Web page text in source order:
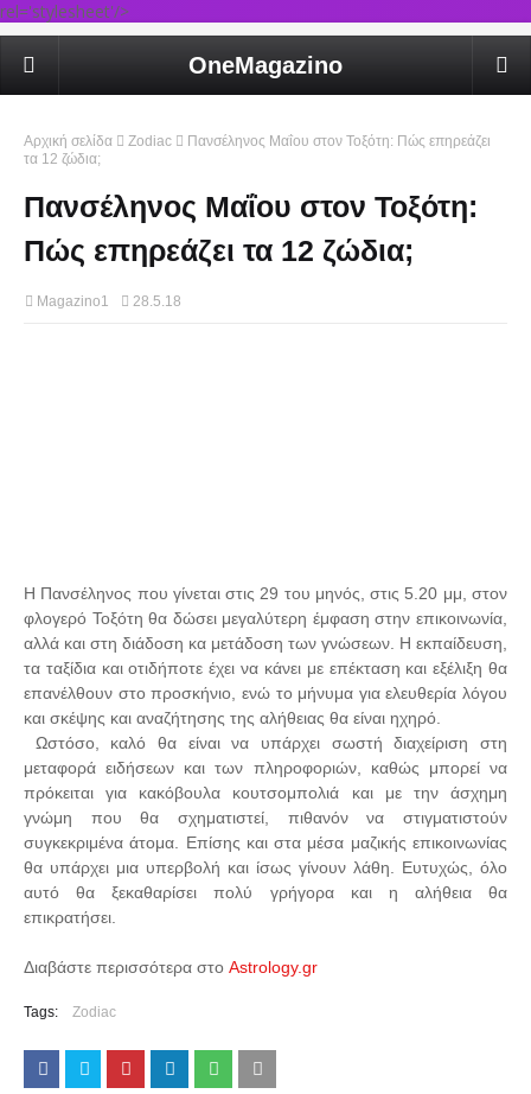
rel='stylesheet'/>
OneMagazino
Αρχική σελίδα Zodiac
Πανσέληνος Μαΐου στον Τοξότη: Πώς επηρεάζει
τα 12 ζώδια;
Πανσέληνος Μαΐου στον Τοξότη:
Πώς επηρεάζει τα 12 ζώδια;
Magazino1 28.5.18
Η Πανσέληνος που γίνεται στις 29 του μηνός, στις 5.20 μμ, στον
φλογερό Τοξότη θα δώσει μεγαλύτερη έμφαση στην επικοινωνία,
αλλά και στη διάδοση κα μετάδοση των γνώσεων. Η εκπαίδευση,
τα ταξίδια και οτιδήποτε έχει να κάνει με επέκταση και εξέλιξη θα
επανέλθουν στο προσκήνιο, ενώ το μήνυμα για ελευθερία λόγου
και σκέψης και αναζήτησης της αλήθειας θα είναι ηχηρό.
Ωστόσο, καλό θα είναι να υπάρχει σωστή διαχείριση στη
μεταφορά ειδήσεων και των πληροφοριών, καθώς μπορεί να
πρόκειται για κακόβουλα κουτσομπολιά και με την άσχημη
γνώμη που θα σχηματιστεί, πιθανόν να στιγματιστούν
συγκεκριμένα άτομα. Επίσης και στα μέσα μαζικής επικοινωνίας
θα υπάρχει μια υπερβολή και ίσως γίνουν λάθη. Ευτυχώς, όλο
αυτό θα ξεκαθαρίσει πολύ γρήγορα και η αλήθεια θα
επικρατήσει.
Διαβάστε περισσότερα στο Astrology.gr
Tags: Zodiac